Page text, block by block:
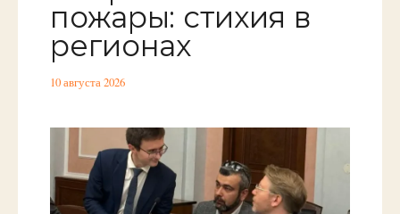
пожары: стихия в
регионах
10 августа 2026